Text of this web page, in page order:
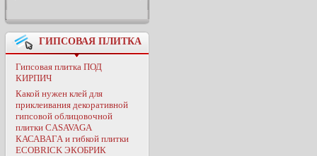
ГИПСОВАЯ ПЛИТКА
Гипсовая плитка ПОД
КИРПИЧ
Какой нужен клей для
приклеивания декоративной
гипсовой облицовочной
плитки CASAVAGA
КАСАВАГА и гибкой плитки
ECOBRICK ЭКОБРИК